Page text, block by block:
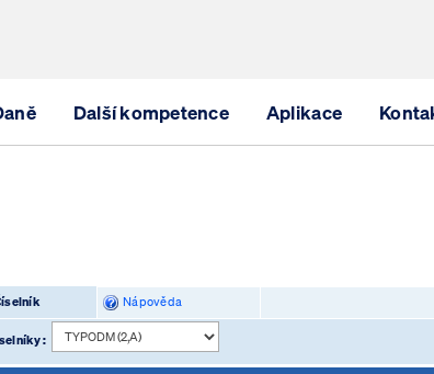
Další kompetence Aplikace
Nápověda
: